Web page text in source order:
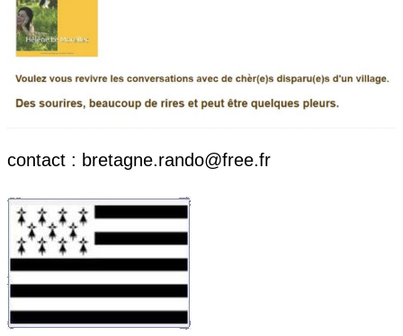
contact : bretagne.rando@free.fr